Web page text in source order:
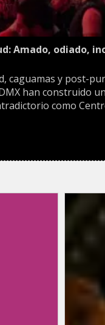
Amado, odiado,
caguamas y post-
han construido
como